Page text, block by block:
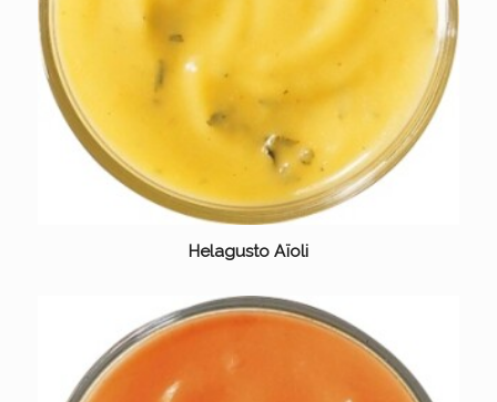
Helagusto Aïoli